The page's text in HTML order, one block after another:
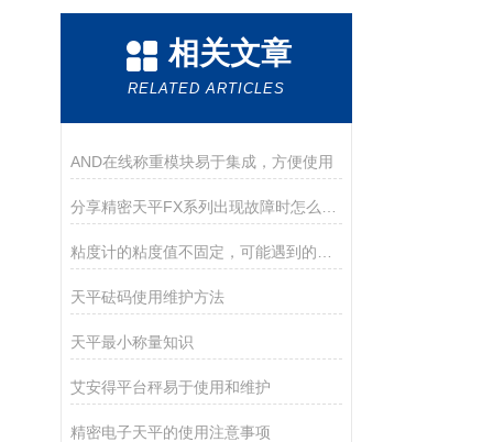
相关文章
RELATED ARTICLES
AND在线称重模块易于集成，方便使用
天平砝码使用维护方法
天平最小称量知识
艾安得平台秤易于使用和维护
精密电子天平的使用注意事项